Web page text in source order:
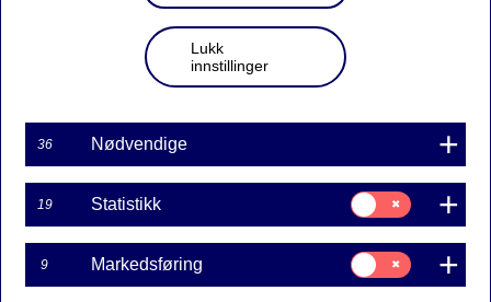
Fond og aksjer
Ferdig
Start
Er du ikke kunde i Nordea, start med å
registrere deg som kunde
med brukskonto og
Lukk
innstillinger
36 Nødvendige
19 Statistikk
Samtykke
til:
Statistikk
9 Markedsføring
Samtykke
til:
Markedsføring